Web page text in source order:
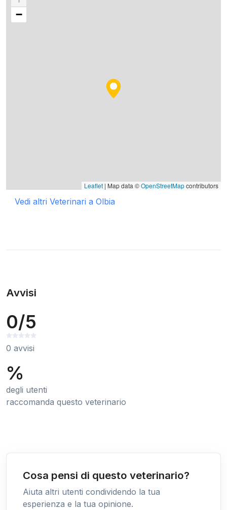
−
Leaflet | Map data ©OpenStreetMapcontributors
Vedi altri Veterinari a Olbia
Avvisi
0/5
0 avvisi
%
degli utenti
raccomanda questo veterinario
Cosa pensi di questo veterinario?
Aiuta altri utenti condividendo la tua
esperienza e la tua opinione.